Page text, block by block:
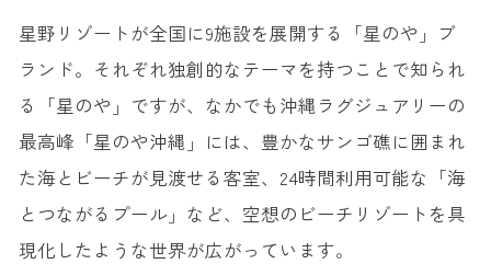
星野リゾートが全国に9施設を展開する「星のや」ブ
ランド。それぞれ独創的なテーマを持つことで知られ
る「星のや」ですが、なかでも沖縄ラグジュアリーの
最高峰「星のや沖縄」には、豊かなサンゴ礁に囲まれ
た海とビーチが見渡せる客室、24時間利用可能な「海
とつながるプール」など、空想のビーチリゾートを具
現化したような世界が広がっています。